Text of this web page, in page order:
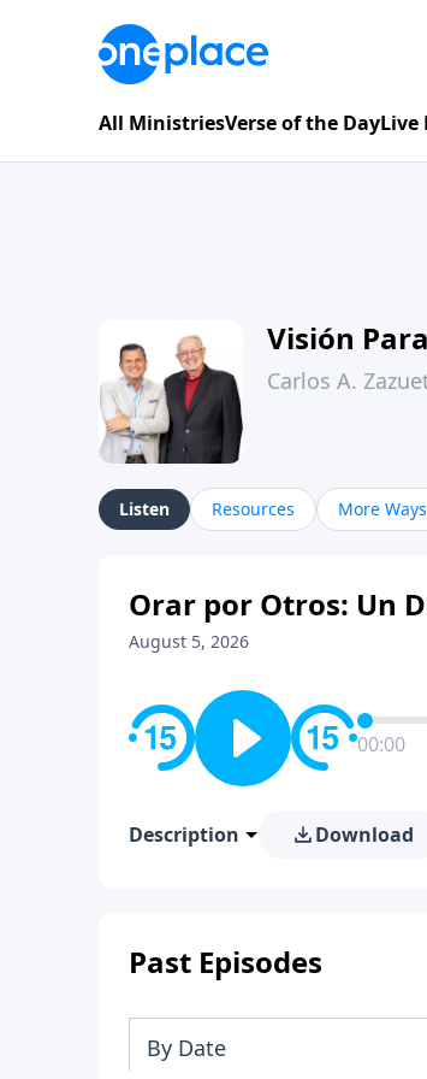
All MinistriesVerse of the DayLive
Visión
Carlos A.
Listen Resources More
Orar por Otros: Un
August 5, 2026
00:00
Description Download
Past Episodes
By Date